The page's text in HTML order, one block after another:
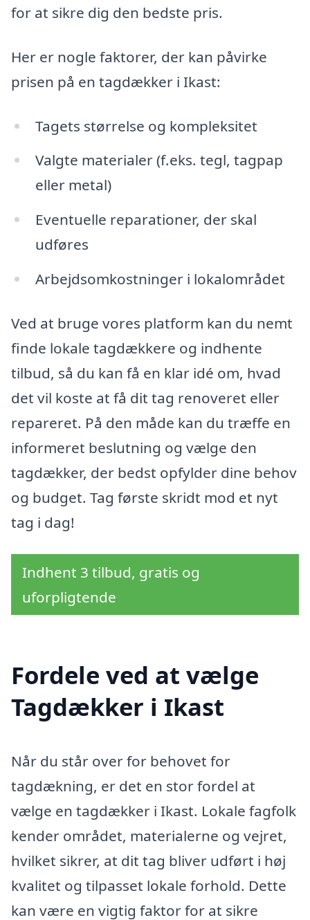
for at sikre dig den bedste pris.
Her er nogle faktorer, der kan påvirke
prisen på en tagdækker i Ikast:
Tagets størrelse og kompleksitet
Valgte materialer (f.eks. tegl, tagpap
eller metal)
Eventuelle reparationer, der skal
udføres
Arbejdsomkostninger i lokalområdet
Ved at bruge vores platform kan du nemt
finde lokale tagdækkere og indhente
tilbud, så du kan få en klar idé om, hvad
det vil koste at få dit tag renoveret eller
repareret. På den måde kan du træffe en
informeret beslutning og vælge den
tagdækker, der bedst opfylder dine behov
og budget. Tag første skridt mod et nyt
tag i dag!
Indhent 3 tilbud, gratis og
uforpligtende
Fordele ved at vælge
Tagdækker i Ikast
Når du står over for behovet for
tagdækning, er det en stor fordel at
vælge en tagdækker i Ikast. Lokale fagfolk
kender området, materialerne og vejret,
hvilket sikrer, at dit tag bliver udført i høj
kvalitet og tilpasset lokale forhold. Dette
kan være en vigtig faktor for at sikre